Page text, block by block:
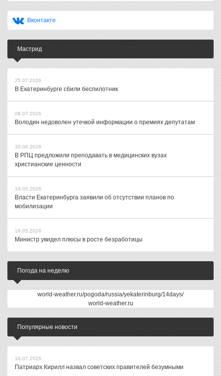
Вконтакте
Мастрид
25.07.2026
В Екатеринбурге сбили беспилотник
08.07.2026
Володин недоволен утечкой информации о премиях депутатам
30.06.2026
В РПЦ предложили преподавать в медицинских вузах
христианские ценности
19.05.2026
Власти Екатеринбурга заявили об отсутствии планов по
мобилизации
18.05.2026
Министр увидел плюсы в росте безработицы
Погода на неделю
world-weather.ru/pogoda/russia/yekaterinburg/14days/
world-weather.ru
Популярные новости
16.07.2026
Патриарх Кирилл назвал советских правителей безумными